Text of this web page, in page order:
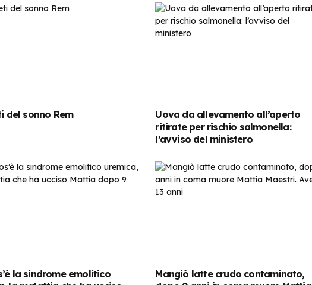
del sonno Rem
Uova da allevamento all’aperto
ritirate per rischio salmonella:
l’avviso del ministero
la sindrome emolitico
Mangiò latte crudo contaminato,